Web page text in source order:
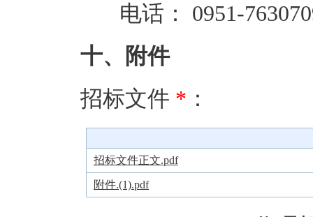
电话： 0951-
十、附件
招标文件 * ：
招标文件正文.pdf
附件.(1).pdf